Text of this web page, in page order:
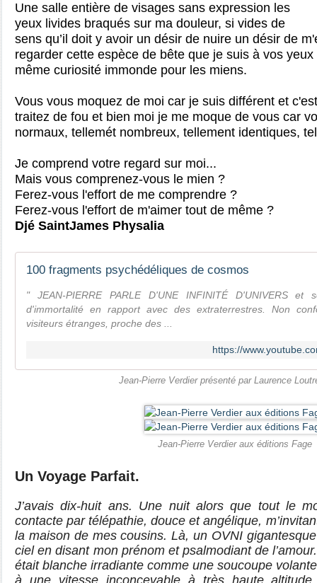
Une salle entière de visages sans expression les
yeux livides braqués sur ma douleur, si vides de
sens qu’il doit y avoir un désir de nuire un désir de
regarder cette espèce de bête que je suis à vos
même curiosité immonde pour les miens.
Vous vous moquez de moi car je suis différent et
traitez de fou et bien moi je me moque de vous car
normaux, tellemét nombreux, tellement identiques,
Je comprend votre regard sur moi...
Mais vous comprenez-vous le mien ?
Ferez-vous l'effort de me comprendre ?
Ferez-vous l'effort de m'aimer tout de même ?
Djé SaintJames Physalia
100 fragments psychédéliques de cosmos
" JEAN-PIERRE PARLE D'UNE INFINITÉ D'UNIVERS
d'immortalité en rapport avec des extraterrestres. Non
visiteurs étranges, proche des ...
https://
Jean-Pierre Verdier présenté par Laurence
Jean-Pierre Verdier aux éditions Fage
Un Voyage Parfait.
J’avais dix-huit ans. Une nuit alors que tout le
contacte par télépathie, douce et angélique,
la maison de mes cousins. Là, un OVNI
ciel en disant mon prénom et psalmodiant de
était blanche irradiante comme une soucoupe
à une vitesse inconcevable à très haute